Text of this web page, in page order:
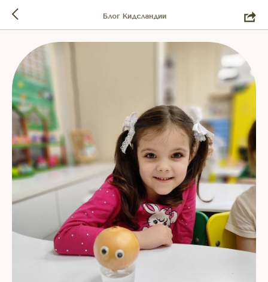
Блог Кидсландии